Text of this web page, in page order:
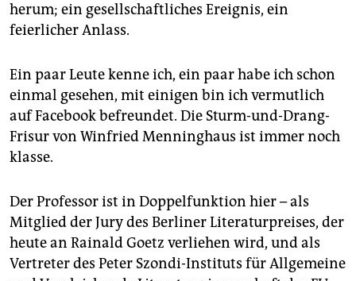
genossenschaft
herum; ein gesellschaftliches Ereignis, ein
feierlicher Anlass.
Ein paar Leute kenne ich, ein paar habe ich schon
einmal gesehen, mit einigen bin ich vermutlich
auf Facebook befreundet. Die Sturm-und-Drang-
Frisur von Winfried Menninghaus ist immer noch
klasse.
Der Professor ist in Doppelfunktion hier – als
Mitglied der Jury des Berliner Literaturpreises, der
heute an Rainald Goetz verliehen wird, und als
Vertreter des Peter Szondi-Instituts für Allgemeine